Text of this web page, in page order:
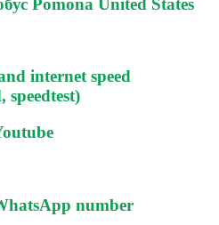
Pomona United States
internet speed
number